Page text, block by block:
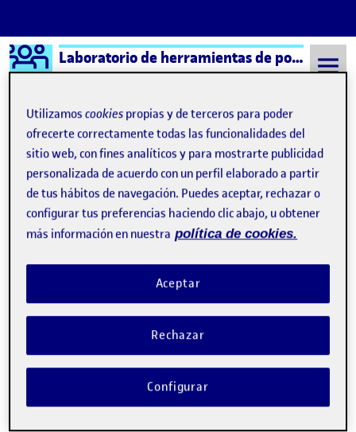
Saltar al contenido
Logo Ágora Laboratorio de herramientas de portafolios aula 2
Semestre 20221 - Aula 2 2 Octubre, 2022
2 Octubre, 2022
PRESENTACIÓN
Publicado por
Estela Barbancho González Mellado
Fecha de publicación
comentario
¡Hola! Me llamo Estela y esta es mi primera vez usando el Ágora,
creo que es esto, aún estoy intentando saber el funcionamiento
de la web. Es mi primera vez estudiando online y creo que me
resulta un poco más complicado de lo que esperaba. ¡Un placer
saludar! …
Utilizamoscookies propias y de terceros para poder
ofrecerte correctamente todas las funcionalidades del
sitio web, con fines analíticos y para mostrarte publicidad
personalizada de acuerdo con un perfil elaborado a partir
de tus hábitos de navegación. Puedes aceptar, rechazar o
configurar tus preferencias haciendo clic abajo, u obtener
más información en nuestra política de cookies.
Rechazar
Aceptar
Configurar